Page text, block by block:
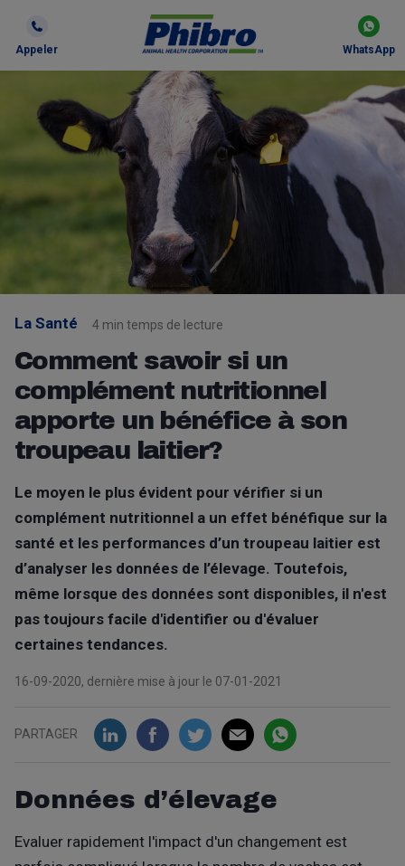
Appeler WhatsApp
La Santé 4 min temps de lecture
Comment savoir si un
complément nutritionnel
apporte un bénéfice à son
troupeau laitier?
Le moyen le plus évident pour vérifier si un
complément nutritionnel a un effet bénéfique sur la
santé et les performances d’un troupeau laitier est
d’analyser les données de l’élevage. Toutefois,
même lorsque des données sont disponibles, il n'est
pas toujours facile d'identifier ou d'évaluer
certaines tendances.
16-09-2020, dernière mise à jour le 07-01-2021
PARTAGER
Données d’élevage
Evaluer rapidement l'impact d'un changement est